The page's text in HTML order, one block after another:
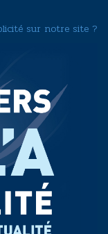
sur notre site ?